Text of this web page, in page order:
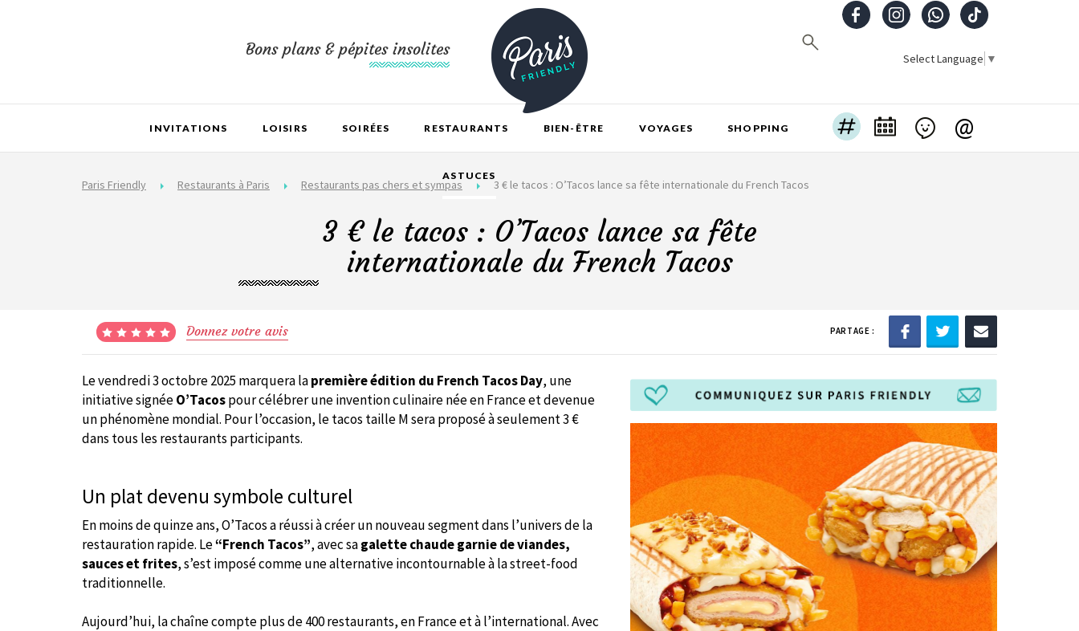
Bons plans & pépites insolites Select Language ▼
INVITATIONS LOISIRS SOIRÉES RESTAURANTS BIEN-ÊTRE VOYAGES SHOPPING
ASTUCES
@
Paris Friendly Restaurants à Paris Restaurants pas chers et sympas 3 € le tacos : O’Tacos lance sa fête internationale du French Tacos
3 € le tacos : O’Tacos lance sa fête
internationale du French Tacos
Donnez votre avis PARTAGE :
Le vendredi 3 octobre 2025 marquera lapremière édition du French Tacos Day, une
initiative signéeO’Tacospour célébrer une invention culinaire née en France et devenue
un phénomène mondial. Pour l’occasion, le tacos taille M sera proposé à seulement 3 €
dans tous les restaurants participants.
Un plat devenu symbole culturel
En moins de quinze ans, O’Tacos a réussi à créer un nouveau segment dans l’univers de la
restauration rapide. Le“French Tacos”, avec sagalette chaude garnie de viandes,
sauces et frites, s’est imposé comme une alternative incontournable à la street-food
traditionnelle.
Aujourd’hui, la chaîne compte plus de 400 restaurants, en France et à l’international. Avec